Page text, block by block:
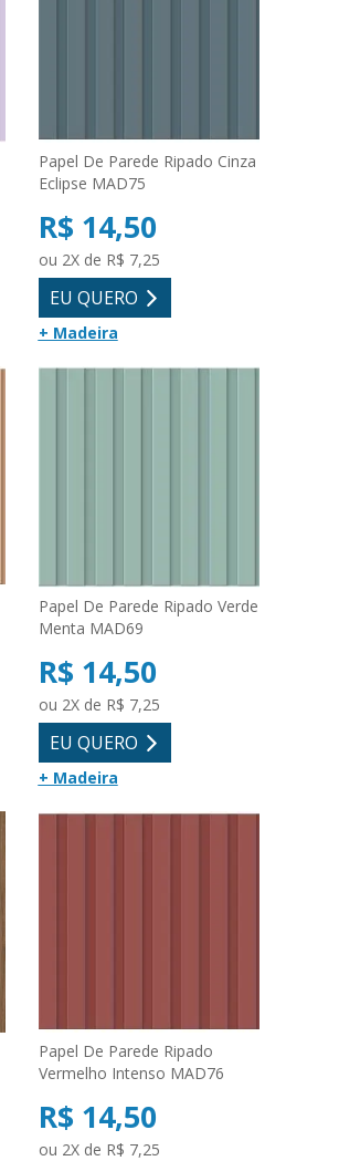
Papel De Parede Ripado Cinza
Eclipse MAD75
R$ 14,50
ou 2X de R$ 7,25
EU QUERO
+ Madeira
Papel De Parede Ripado Verde
Menta MAD69
R$ 14,50
ou 2X de R$ 7,25
EU QUERO
+ Madeira
Papel De Parede Ripado
Vermelho Intenso MAD76
R$ 14,50
ou 2X de R$ 7,25